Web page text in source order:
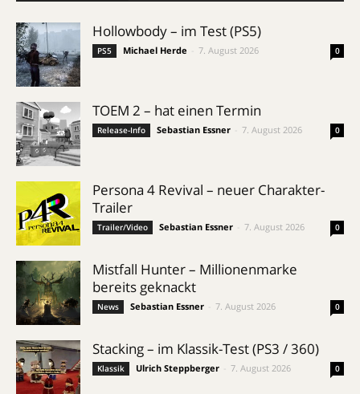
Hollowbody – im Test (PS5)
PS5 Michael Herde 7. August 2026 0
TOEM 2 – hat einen Termin
Release-Info Sebastian Essner 7. August 2026 0
Persona 4 Revival – neuer Charakter-
Trailer
Trailer/Video Sebastian Essner 7. August 2026 0
Mistfall Hunter – Millionenmarke
bereits geknackt
News Sebastian Essner 7. August 2026 0
Stacking – im Klassik-Test (PS3 / 360)
Klassik Ulrich Steppberger 7. August 2026 0